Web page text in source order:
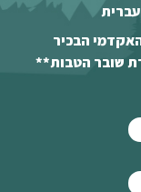
הבכיר
שובר הטבות**